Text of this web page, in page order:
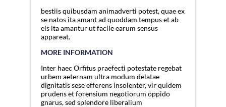
bestiis quibusdam animadverti potest, quae ex
se natos ita amant ad quoddam tempus et ab
eis ita amantur ut facile earum sensus
appareat.
MORE INFORMATION
Inter haec Orfitus praefecti potestate regebat
urbem aeternam ultra modum delatae
dignitatis sese efferens insolenter, vir quidem
prudens et forensium negotiorum oppido
gnarus, sed splendore liberalium